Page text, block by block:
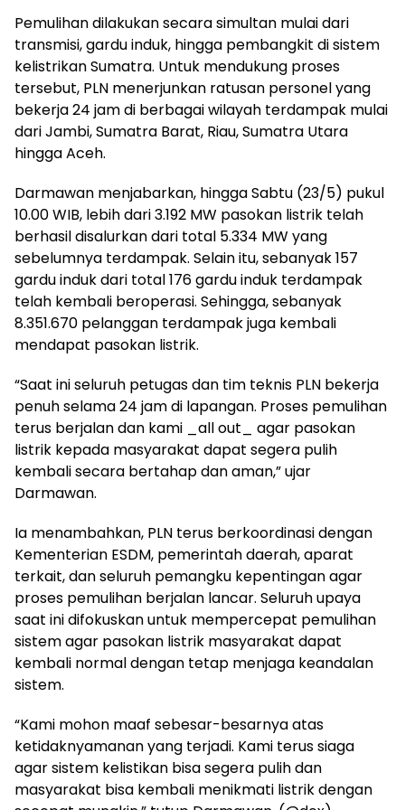
Pemulihan dilakukan secara simultan mulai dari
transmisi, gardu induk, hingga pembangkit di sistem
kelistrikan Sumatra. Untuk mendukung proses
tersebut, PLN menerjunkan ratusan personel yang
bekerja 24 jam di berbagai wilayah terdampak mulai
dari Jambi, Sumatra Barat, Riau, Sumatra Utara
hingga Aceh.
Darmawan menjabarkan, hingga Sabtu (23/5) pukul
10.00 WIB, lebih dari 3.192 MW pasokan listrik telah
berhasil disalurkan dari total 5.334 MW yang
sebelumnya terdampak. Selain itu, sebanyak 157
gardu induk dari total 176 gardu induk terdampak
telah kembali beroperasi. Sehingga, sebanyak
8.351.670 pelanggan terdampak juga kembali
mendapat pasokan listrik.
“Saat ini seluruh petugas dan tim teknis PLN bekerja
penuh selama 24 jam di lapangan. Proses pemulihan
terus berjalan dan kami _all out_ agar pasokan
listrik kepada masyarakat dapat segera pulih
kembali secara bertahap dan aman,” ujar
Darmawan.
Ia menambahkan, PLN terus berkoordinasi dengan
Kementerian ESDM, pemerintah daerah, aparat
terkait, dan seluruh pemangku kepentingan agar
proses pemulihan berjalan lancar. Seluruh upaya
saat ini difokuskan untuk mempercepat pemulihan
sistem agar pasokan listrik masyarakat dapat
kembali normal dengan tetap menjaga keandalan
sistem.
“Kami mohon maaf sebesar-besarnya atas
ketidaknyamanan yang terjadi. Kami terus siaga
agar sistem kelistikan bisa segera pulih dan
masyarakat bisa kembali menikmati listrik dengan